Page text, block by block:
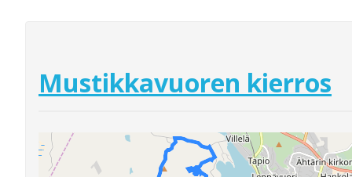
Mustikkavuoren kierros